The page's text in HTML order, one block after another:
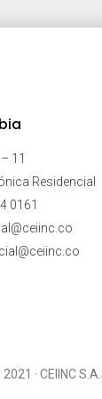
11
Residencial
0161
· CEIINC